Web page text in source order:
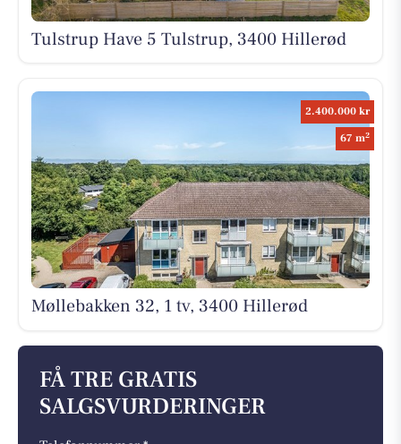
Tulstrup Have 5 Tulstrup, 3400 Hillerød
2.400.000 kr
67 m2
Møllebakken 32, 1 tv, 3400 Hillerød
FÅ TRE GRATIS
SALGSVURDERINGER